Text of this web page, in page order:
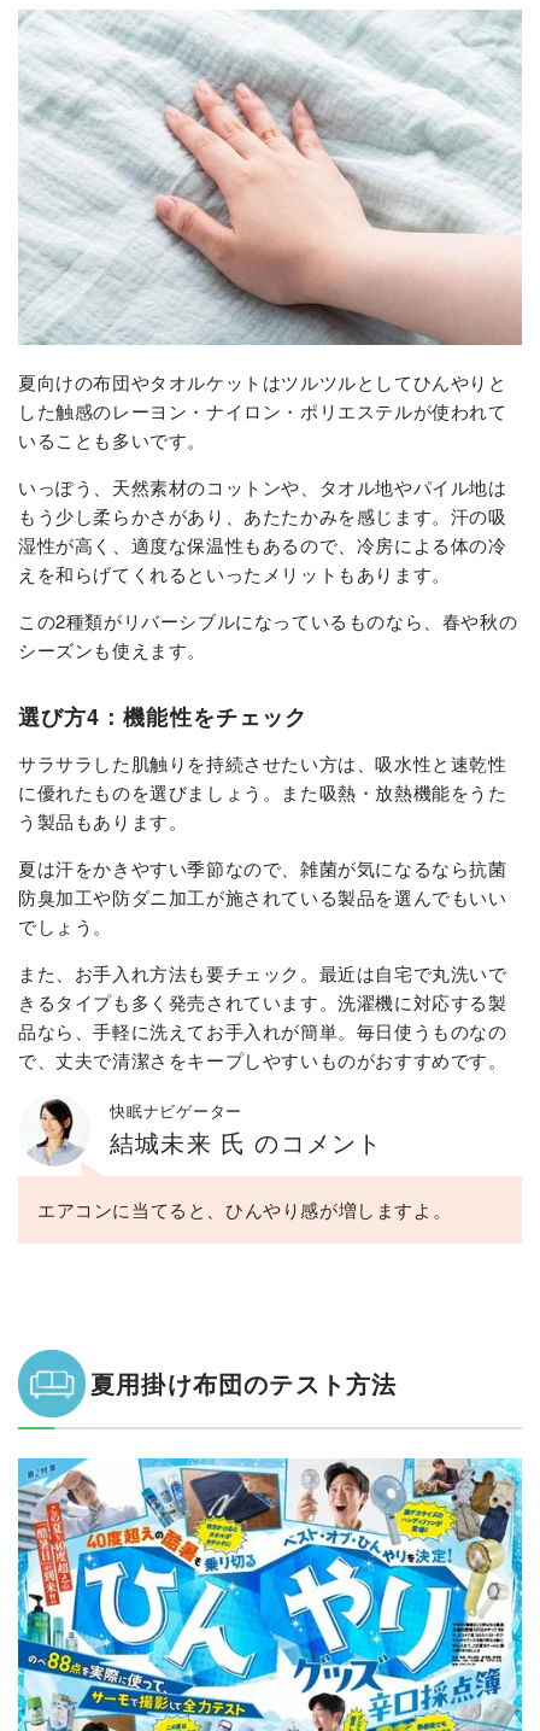
夏向けの布団やタオルケットはツルツルとしてひんやりと
した触感のレーヨン・ナイロン・ポリエステルが使われて
いることも多いです。
いっぽう、天然素材のコットンや、タオル地やパイル地は
もう少し柔らかさがあり、あたたかみを感じます。汗の吸
湿性が高く、適度な保温性もあるので、冷房による体の冷
えを和らげてくれるといったメリットもあります。
この2種類がリバーシブルになっているものなら、春や秋の
シーズンも使えます。
選び方4：機能性をチェック
サラサラした肌触りを持続させたい方は、吸水性と速乾性
に優れたものを選びましょう。また吸熱・放熱機能をうた
う製品もあります。
夏は汗をかきやすい季節なので、雑菌が気になるなら抗菌
防臭加工や防ダニ加工が施されている製品を選んでもいい
でしょう。
また、お手入れ方法も要チェック。最近は自宅で丸洗いで
きるタイプも多く発売されています。洗濯機に対応する製
品なら、手軽に洗えてお手入れが簡単。毎日使うものなの
で、丈夫で清潔さをキープしやすいものがおすすめです。
快眠ナビゲーター
結城未来 氏 のコメント
エアコンに当てると、ひんやり感が増しますよ。
夏用掛け布団のテスト方法